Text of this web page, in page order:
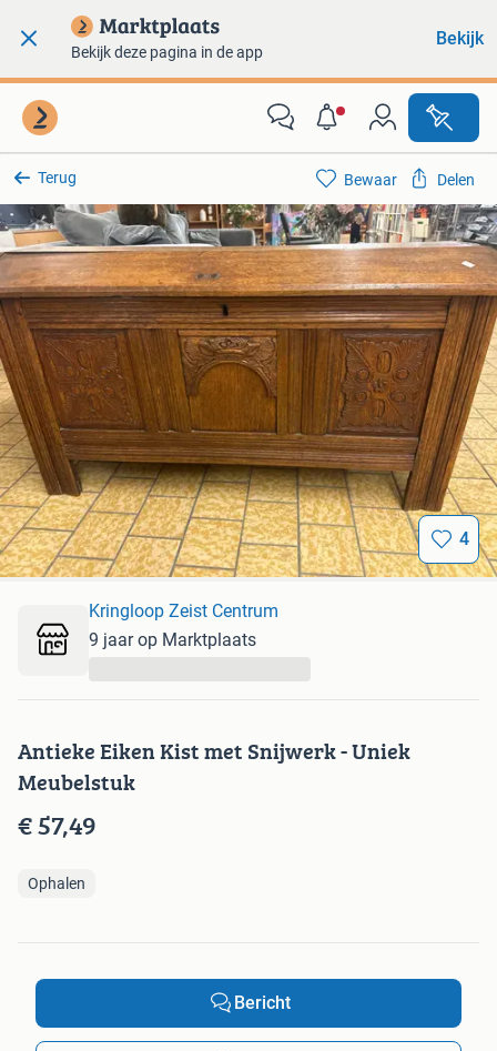
Bekijk deze pagina in de app
Bekijk
Terug
4
Bewaar Delen
Antieke Eiken Kist met Snijwerk - Uniek
Meubelstuk
€ 57,49
Ophalen
Kringloop Zeist Centrum
9 jaar op Marktplaats
Bericht